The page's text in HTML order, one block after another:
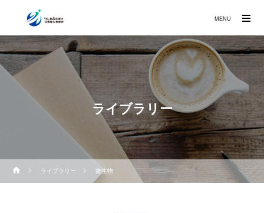
ライブラリー
ライブラリー 微生物
MENU